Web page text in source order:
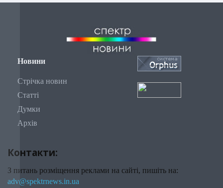
Новини
Стрічка новин
Статті
Думки
Архів
Контакти:
З питань розміщення реклами на сайті, пишіть на:
adv@spektrnews.in.ua